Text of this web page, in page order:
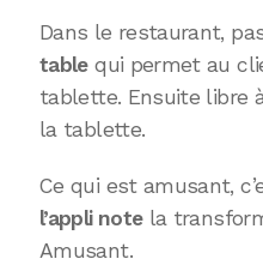
Dans le restaurant,
tablequi permet au
tablette. Ensuite libre
la tablette.
Ce qui est amusant,
l’appli notela
Amusant.